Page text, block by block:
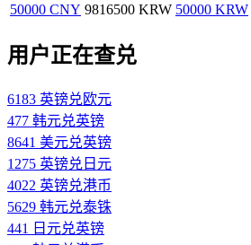
50000 CNY 9816500 KRW 50000 KRW
用户正在查兑
6183 英镑兑欧元
477 韩元兑英镑
8641 美元兑英镑
1275 英镑兑日元
4022 英镑兑港币
5629 韩元兑泰铢
441 日元兑英镑